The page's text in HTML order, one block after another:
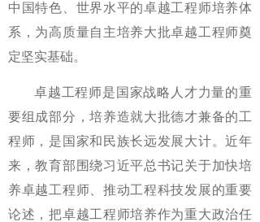
中国特色、世界水平的卓越工程师培养体
系，为高质量自主培养大批卓越工程师奠
定坚实基础。
卓越工程师是国家战略人才力量的重
要组成部分，培养造就大批德才兼备的工
程师，是国家和民族长远发展大计。近年
来，教育部围绕习近平总书记关于加快培
养卓越工程师、推动工程科技发展的重要
论述，把卓越工程师培养作为重大政治任